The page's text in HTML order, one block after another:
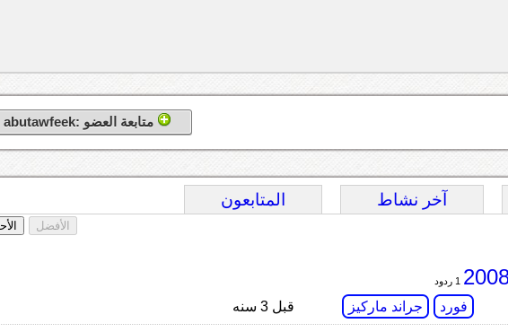
متابعة العضو :abutawfeek
آخر نشاط المتابعون
الأفضل
فورد جراند ماركيز قبل 3 سنه